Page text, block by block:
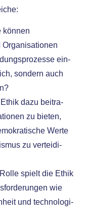
kön­nen
Organisationen
ein­
son­dern auch
dazu bei­tra­
zu bie­ten,
Werte
zu ver­tei­di­
spielt die Ethik
wie
und tech­no­lo­gi­